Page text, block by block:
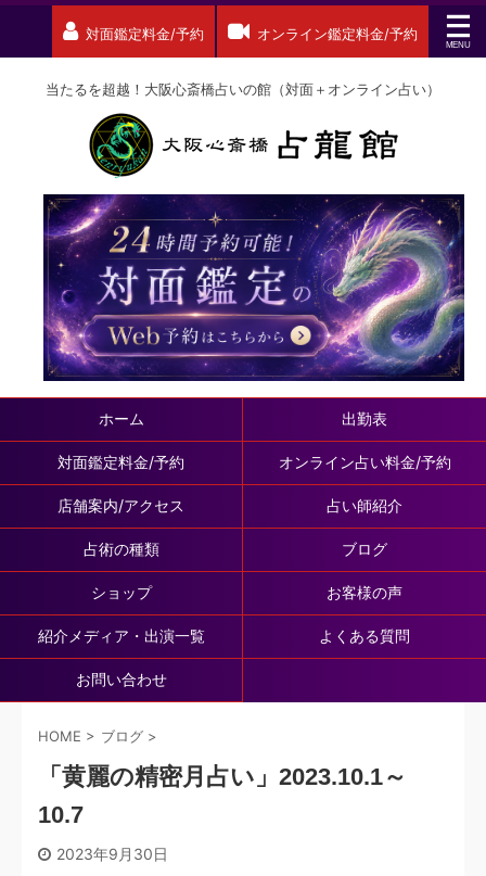
対面鑑定料金/予約 オンライン鑑定料金/予約
当たるを超越！大阪心斎橋占いの館（対面＋オンライン占い）
ホーム 出勤表
対面鑑定料金/予約 オンライン占い料金/予約
店舗案内/アクセス 占い師紹介
占術の種類 ブログ
ショップ お客様の声
紹介メディア・出演一覧 よくある質問
お問い合わせ
HOME > ブログ >
「黄麗の精密月占い」2023.10.1～
10.7
2023年9月30日